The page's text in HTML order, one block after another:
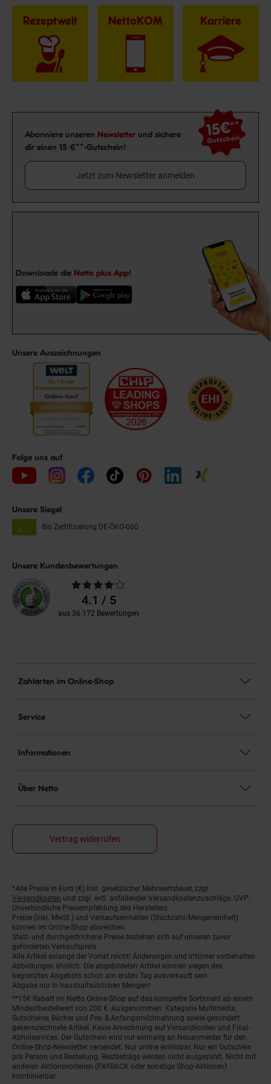
Rezeptwelt NettoKOM Karriere
Newsletter Anmeldung
Abonniere unseren Newsletter und sichere
dir einen 15 €**-Gutschein!
15€**
Gutschein
Jetzt zum Newsletter anmelden
Downloade die Netto plus App!
Unsere Auszeichnungen
Folge uns auf
Unsere Siegel
Bio Zertifizierung DE-ÖKO-060
Unsere Kundenbewertungen
Durchschnittliche
Bewertungen4.1 / 5
aus 36.172 Bewertungen
Zahlarten im Online-Shop
Service
Informationen
Über Netto
Vertrag widerrufen
Fußnoten
*Alle Preise in Euro (€) inkl. gesetzlicher Mehrwertsteuer, zzgl.
Versandkosten und zzgl. evtl. anfallender Versandkostenzuschläge. UVP:
Unverbindliche Preisempfehlung des Herstellers.
Preise (inkl. MwSt.) und Verkaufseinheiten (Stückzahl/Mengeneinheit)
können im Online-Shop abweichen.
Statt- und durchgestrichene Preise beziehen sich auf unseren zuvor
geforderten Verkaufspreis.
Alle Artikel solange der Vorrat reicht! Änderungen und Irrtümer vorbehalten.
Abbildungen ähnlich. Die abgebildeten Artikel können wegen des
begrenzten Angebots schon am ersten Tag ausverkauft sein.
Abgabe nur in haushaltsüblichen Mengen!
**15€ Rabatt im Netto Online-Shop auf das komplette Sortiment ab einem
Mindestbestellwert von 200 €. Ausgenommen: Kategorie Multimedia,
Gutscheine, Bücher und Pre- & Anfangsmilchnahrung sowie gesondert
gekennzeichnete Artikel. Keine Anrechnung auf Versandkosten und Filial-
Abholservices. Der Gutschein wird nur einmalig an Neuanmelder für den
Online-Shop-Newsletter versendet. Nur online einlösbar. Nur ein Gutschein
pro Person und Bestellung. Restbeträge werden nicht ausgezahlt. Nicht mit
anderen Aktionsvorteilen (PAYBACK oder sonstige Shop-Aktionen)
kombinierbar.